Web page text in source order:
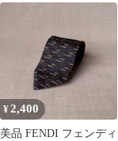
ック レディース
¥2,400
美品 FENDI フェンディ